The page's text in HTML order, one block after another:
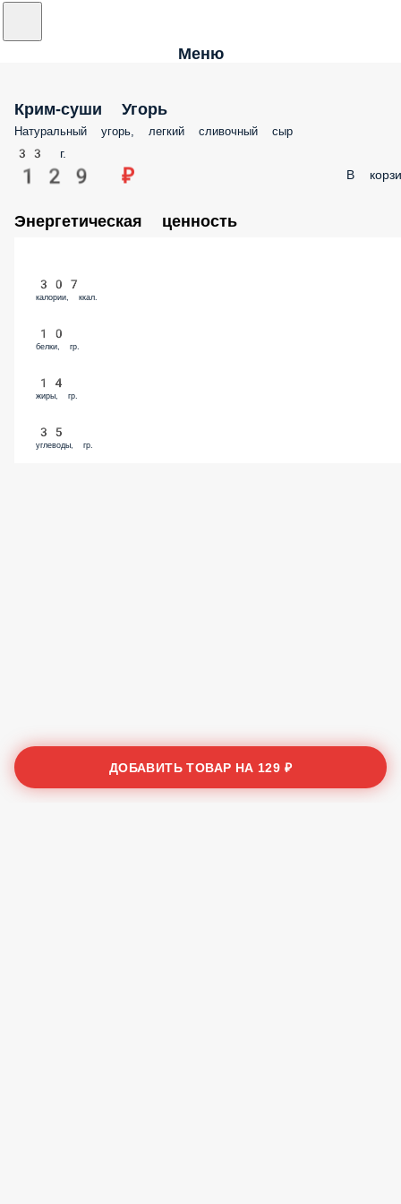
Меню
Крим-суши Угорь
Натуральный угорь, легкий сливочный сыр
33 г.
129 ₽ В
Энергетическая ценность
307
калории, ккал.
10
белки, гр.
14
жиры, гр.
35
углеводы, гр.
ДОБАВИТЬ ТОВАР НА 129 ₽